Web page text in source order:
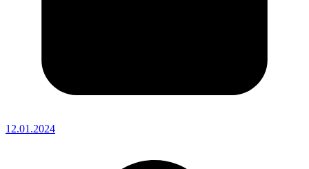
12.01.2024